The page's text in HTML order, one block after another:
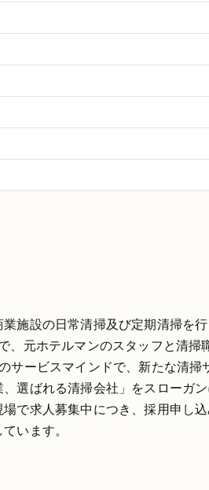
施設の日常清掃及び定期清掃を行
、元ホテルマンのスタッフと清掃
サービスマインドで、新たな清掃
選ばれる清掃会社」をスローガン
で求人募集中につき、採用申し込
います。